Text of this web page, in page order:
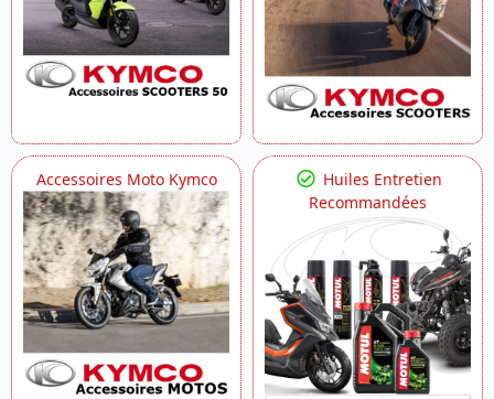
Accessoires Moto Kymco
Huiles Entretien
Recommandées